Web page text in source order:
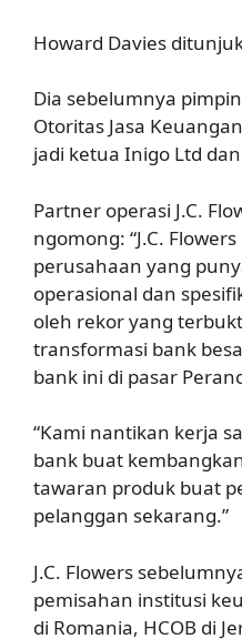
Howard Davies
Dia sebelumnya
Otoritas Jasa
jadi ketua Inigo Ltd dan
Partner operasi J.C.
ngomong: “J.C.
perusahaan yang
operasional dan
oleh rekor yang
transformasi bank
bank ini di pasar
“Kami nantikan kerja
bank buat
tawaran produk buat
pelanggan sekarang.”
J.C. Flowers
pemisahan institusi
di Romania, HCOB di